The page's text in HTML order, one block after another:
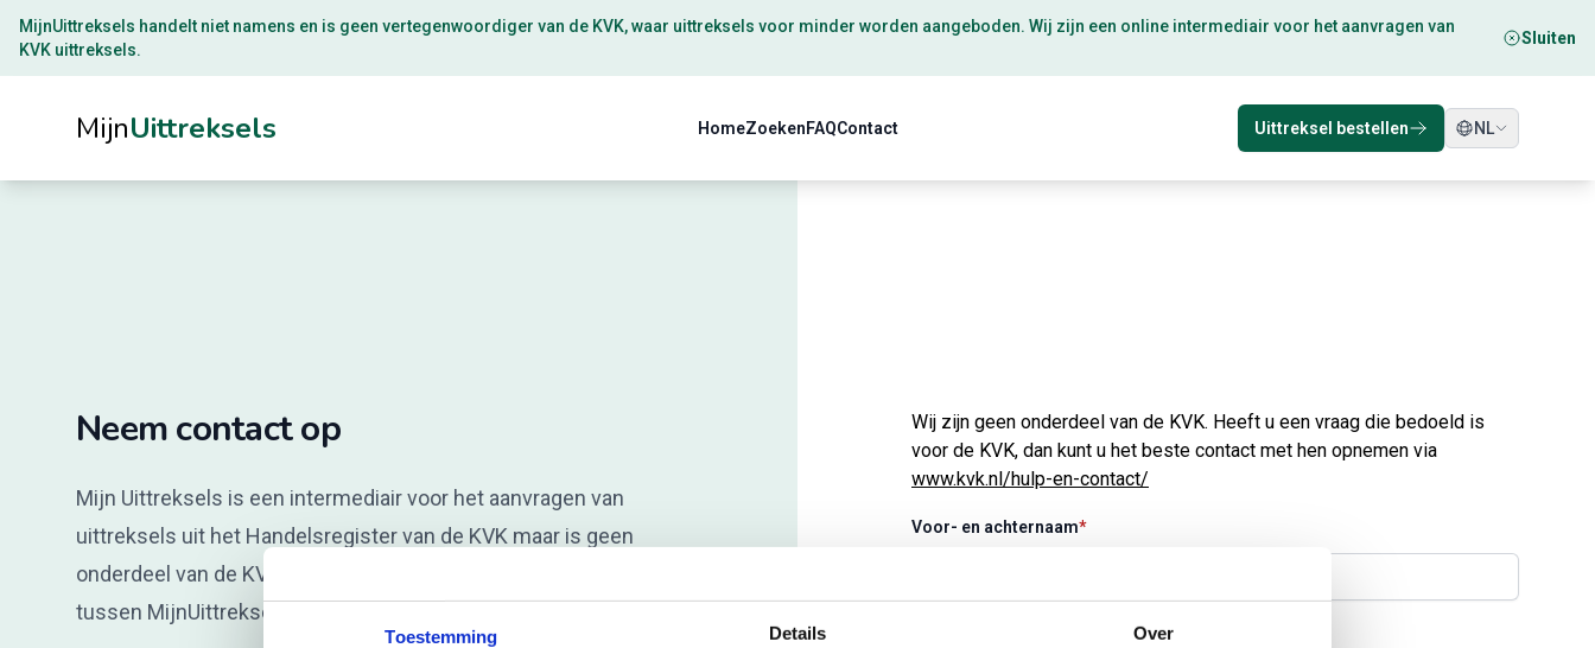
Toestemming Details Over
MijnUittreksels handelt niet namens en is geen vertegenwoordiger van de KVK, waar uittreksels voor minder worden aangeboden. Wij zijn een online intermediair voor het aanvragen van
KVK uittreksels.
Sluiten
MijnUittreksels HomeZoekenFAQContact Uittreksel bestellen NL
Neem contact op
Mijn Uittreksels is een intermediair voor het aanvragen van
uittreksels uit het Handelsregister van de KVK maar is geen
onderdeel van de KVK. Er bestaat dus geen commerciële band
tussen MijnUittreksels.nl en KVK.
Wij zijn geen onderdeel van de KVK. Heeft u een vraag die bedoeld is
voor de KVK, dan kunt u het beste contact met hen opnemen via
www.kvk.nl/hulp-en-contact/
Voor- en achternaam*